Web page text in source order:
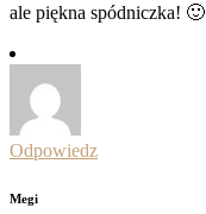
ale piękna spódniczka! 🙂
Odpowiedz
Megi